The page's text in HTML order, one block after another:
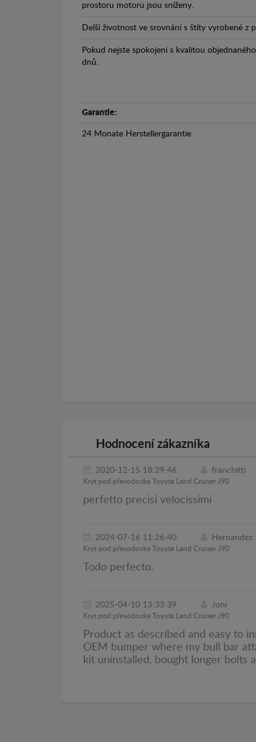
prostoru motoru jsou sníženy.
Delší životnost ve srovnání s štíty vyrobené z
Pokud nejste spokojeni s kvalitou
dnů.
Garantie:
24 Monate Herstellergarantie.
Hodnocení zákazníka
2020-12-15 18:29:46 franchitti
Kryt pod převodovka Toyota Land Cruiser J90
perfetto precisi velocissimi
2024-07-16 11:26:40 Hernandez
Kryt pod převodovka Toyota Land Cruiser J90
Todo perfecto.
2025-04-10 13:33:39 Joni
Kryt pod převodovka Toyota Land Cruiser J90
Product as described and easy to
OEM bumper where my bull bar
kit uninstalled, bought longer bolts